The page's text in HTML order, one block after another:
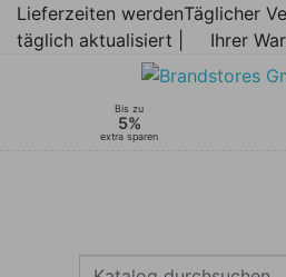
Lieferzeiten werden
täglich aktualisiert |
Täglicher
Ihrer
Bis zu
5%
extra sparen